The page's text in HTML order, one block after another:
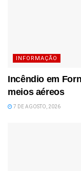
INFORMAÇÃO
Incêndio em
meios aéreos
7 DE AGOSTO, 2026